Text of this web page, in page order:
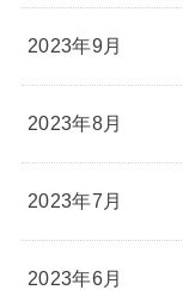
2023年9月
2023年8月
2023年7月
2023年6月